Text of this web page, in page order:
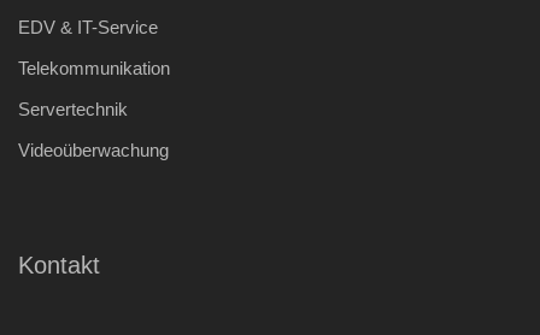
EDV & IT-Service
Telekommunikation
Servertechnik
Videoüberwachung
Kontakt